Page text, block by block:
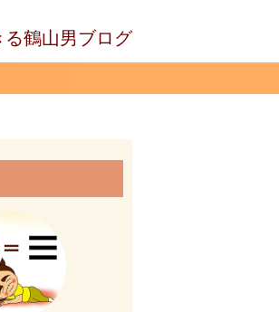
る鶴山男ブログ